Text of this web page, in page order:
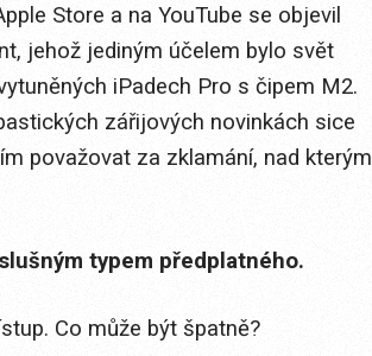
Store a na YouTube se objevil
jehož jediným účelem bylo svět
iPadech Pro s čipem M2.
zářijových novinkách sice
považovat za zklamání, nad kterým
typem předplatného.
Co může být špatně?